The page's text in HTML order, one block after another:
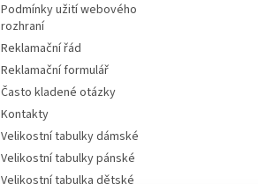
Podmínky užití webového
rozhraní
Reklamační řád
Reklamační formulář
Často kladené otázky
Kontakty
Velikostní tabulky dámské
Velikostní tabulky pánské
Velikostní tabulka dětské